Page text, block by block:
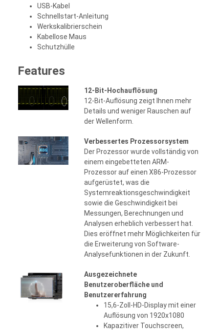
USB-Kabel
Schnellstart-Anleitung
Werkskalibrierschein
Kabellose Maus
Schutzhülle
Features
12-Bit-Hochauflösung
12-Bit-Auflösung zeigt Ihnen mehr
Details und weniger Rauschen auf
der Wellenform.
Verbessertes Prozessorsystem
Der Prozessor wurde vollständig von
einem eingebetteten ARM-
Prozessor auf einen X86-Prozessor
aufgerüstet, was die
Systemreaktionsgeschwindigkeit
sowie die Geschwindigkeit bei
Messungen, Berechnungen und
Analysen erheblich verbessert hat.
Dies eröffnet mehr Möglichkeiten für
die Erweiterung von Software-
Analysefunktionen in der Zukunft.
Ausgezeichnete
Benutzeroberfläche und
Benutzererfahrung
15,6-Zoll-HD-Display mit einer
Auflösung von 1920x1080
Kapazitiver Touchscreen,